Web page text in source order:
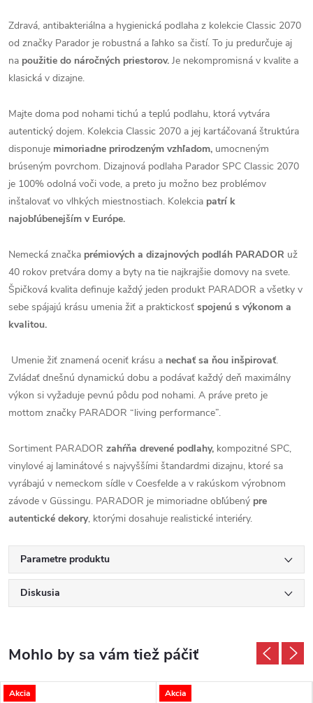
Zdravá, antibakteriálna a hygienická podlaha z kolekcie Classic 2070
od značky Parador je robustná a ľahko sa čistí. To ju predurčuje aj
na použitie do náročných priestorov. Je nekompromisná v kvalite a
klasická v dizajne.
Majte doma pod nohami tichú a teplú podlahu, ktorá vytvára
autentický dojem. Kolekcia Classic 2070 a jej kartáčovaná štruktúra
disponuje mimoriadne prirodzeným vzhľadom, umocneným
brúseným povrchom. Dizajnová podlaha Parador SPC Classic 2070
je 100% odolná voči vode, a preto ju možno bez problémov
inštalovať vo vlhkých miestnostiach. Kolekcia patrí k
najobľúbenejším v Európe.
Nemecká značka prémiových a dizajnových podláh PARADOR už
40 rokov pretvára domy a byty na tie najkrajšie domovy na svete.
Špičková kvalita definuje každý jeden produkt PARADOR a všetky v
sebe spájajú krásu umenia žiť a praktickosť spojenú s výkonom a
kvalitou.
Umenie žiť znamená oceniť krásu a nechať sa ňou inšpirovať.
Zvládať dnešnú dynamickú dobu a podávať každý deň maximálny
výkon si vyžaduje pevnú pôdu pod nohami. A práve preto je
mottom značky PARADOR “living performance”.
Sortiment PARADOR zahŕňa drevené podlahy, kompozitné SPC,
vinylové aj laminátové s najvyššími štandardmi dizajnu, ktoré sa
vyrábajú v nemeckom sídle v Coesfelde a v rakúskom výrobnom
závode v Güssingu. PARADOR je mimoriadne obľúbený pre
autentické dekory, ktorými dosahuje realistické interiéry.
Parametre produktu
Diskusia
Akcia
Akcia